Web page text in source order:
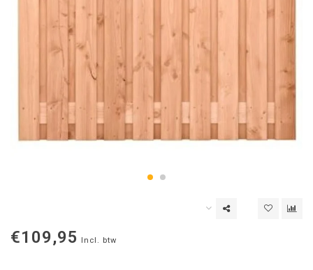
€109,95 Incl. btw